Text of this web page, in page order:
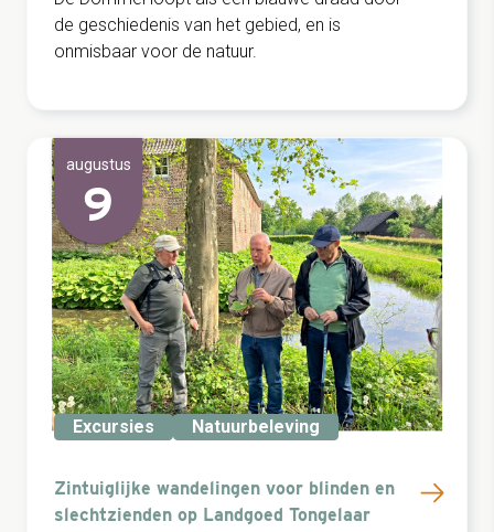
de geschiedenis van het gebied, en is
onmisbaar voor de natuur.
augustus
9
Excursies Natuurbeleving
Zintuiglijke wandelingen voor blinden en
slechtzienden op Landgoed Tongelaar